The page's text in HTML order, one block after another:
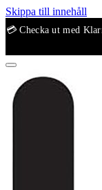
Skippa till innehåll